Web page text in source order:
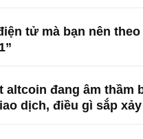
tử mà bạn nên theo
altcoin đang âm thầm
dịch, điều gì sắp